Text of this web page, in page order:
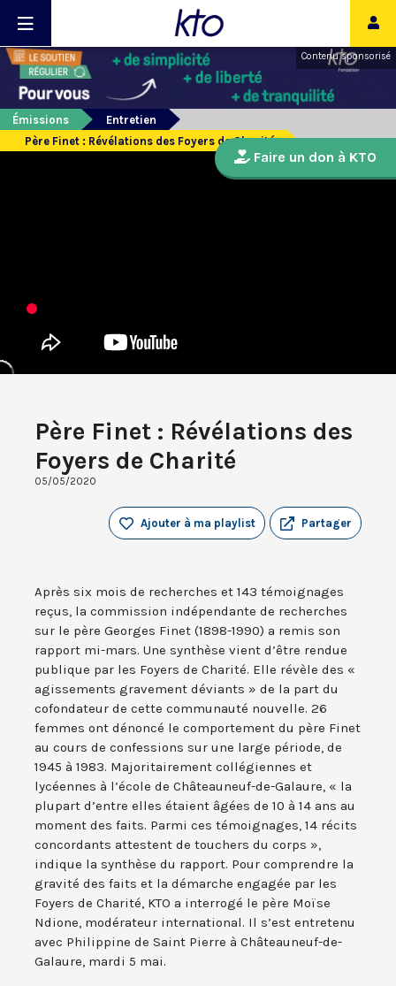
Contenu sponsorisé
Émissions
Entretien
Père Finet : Révélations des Foyers de Charité
Père Finet : Révélations des
Foyers de Charité
05/05/2020
Partager
Ajouter à ma playlist
Après six mois de recherches et 143 témoignages
reçus, la commission indépendante de recherches
sur le père Georges Finet (1898-1990) a remis son
rapport mi-mars. Une synthèse vient d’être rendue
publique par les Foyers de Charité. Elle révèle des «
agissements gravement déviants » de la part du
cofondateur de cette communauté nouvelle. 26
femmes ont dénoncé le comportement du père Finet
au cours de confessions sur une large période, de
1945 à 1983. Majoritairement collégiennes et
lycéennes à l’école de Châteauneuf-de-Galaure, « la
plupart d’entre elles étaient âgées de 10 à 14 ans au
moment des faits. Parmi ces témoignages, 14 récits
concordants attestent de touchers du corps »,
indique la synthèse du rapport. Pour comprendre la
gravité des faits et la démarche engagée par les
Foyers de Charité, KTO a interrogé le père Moïse
Ndione, modérateur international. Il s’est entretenu
avec Philippine de Saint Pierre à Châteauneuf-de-
Galaure, mardi 5 mai.
Faire un don à KTO